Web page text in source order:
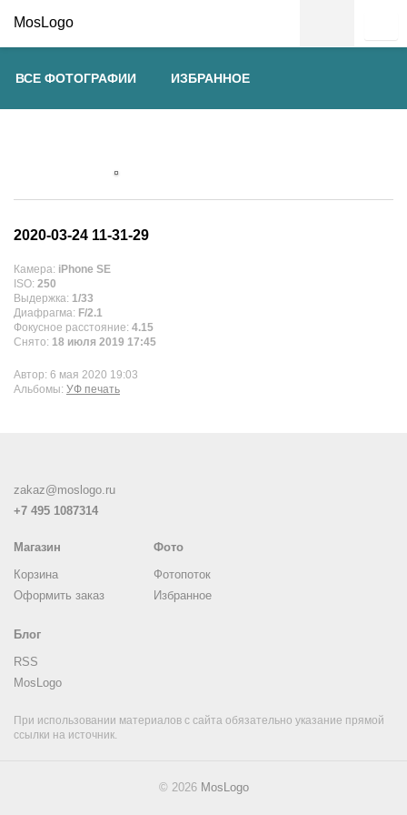
MosLogo
ВСЕ ФОТОГРАФИИ ИЗБРАННОЕ
2020-03-24 11-31-29
Камера: iPhone SE
ISO: 250
Выдержка: 1/33
Диафрагма: F/2.1
Фокусное расстояние: 4.15
Снято: 18 июля 2019 17:45
Автор: 6 мая 2020 19:03
Альбомы: УФ печать
zakaz@moslogo.ru
+7 495 1087314
Магазин
Корзина
Оформить заказ
Фото
Фотопоток
Избранное
Блог
RSS
MosLogo
При использовании материалов с сайта обязательно указание прямой
ссылки на источник.
© 2026 MosLogo